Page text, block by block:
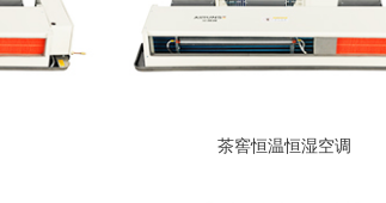
茶窖恒温恒湿空调